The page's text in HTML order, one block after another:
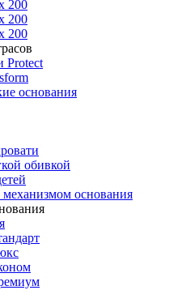
200
200
200
Protect
основания
обивкой
основания